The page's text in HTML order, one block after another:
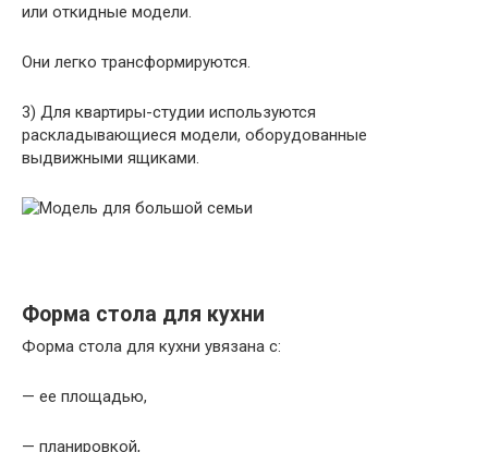
или откидные модели.
Они легко трансформируются.
3) Для квартиры-студии используются
раскладывающиеся модели, оборудованные
выдвижными ящиками.
Форма стола для кухни
Форма стола для кухни увязана с:
— ее площадью,
— планировкой,